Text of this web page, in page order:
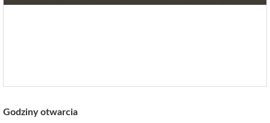
Godziny otwarcia